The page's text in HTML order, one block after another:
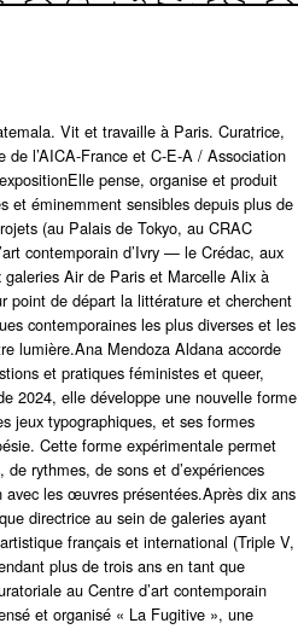
Vit et travaille à Paris. Curatrice,
de l’AICA-France et C-E-A / Association
pense, organise et produit
et éminemment sensibles depuis plus de
(au Palais de Tokyo, au CRAC
contemporain d’Ivry — le Crédac, aux
Air de Paris et Marcelle Alix à
point de départ la littérature et cherchent
contemporaines les plus diverses et les
lumière.Ana Mendoza Aldana accorde
et pratiques féministes et queer,
2024, elle développe une nouvelle forme
jeux typographiques, et ses formes
Cette forme expérimentale permet
de rythmes, de sons et d’expériences
avec les œuvres présentées.Après dix ans
directrice au sein de galeries ayant
français et international (Triple V,
plus de trois ans en tant que
au Centre d’art contemporain
et organisé « La Fugitive », une